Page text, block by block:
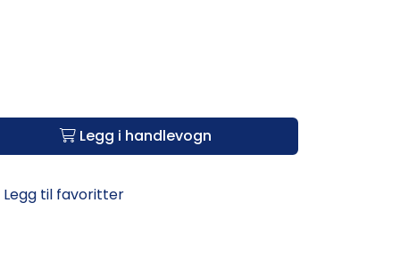
Legg i handlevogn
Legg til favoritter